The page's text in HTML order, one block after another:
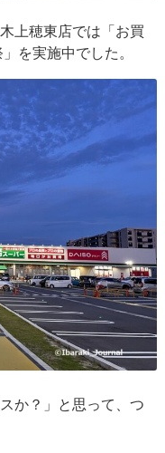
上穂東店では「お買
を実施中でした。
か？」と思って、つ